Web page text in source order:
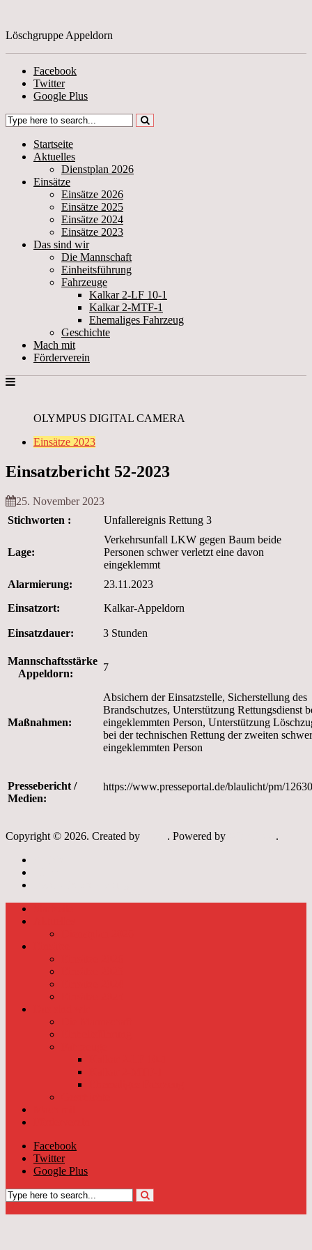
Löschgruppe Appeldorn
Facebook
Twitter
Google Plus
Startseite
Aktuelles
Dienstplan 2026
Einsätze
Einsätze 2026
Einsätze 2025
Einsätze 2024
Einsätze 2023
Das sind wir
Die Mannschaft
Einheitsführung
Fahrzeuge
Kalkar 2-LF 10-1
Kalkar 2-MTF-1
Ehemaliges Fahrzeug
Geschichte
Mach mit
Förderverein
OLYMPUS DIGITAL CAMERA
Einsätze 2023
Einsatzbericht 52-2023
25. November 2023
Stichworten :
Unfallereignis Rettung 3
Lage:
Verkehrsunfall LKW gegen Baum beide
Personen schwer verletzt eine davon
eingeklemmt
Alarmierung:
23.11.2023
Einsatzort:
Kalkar-Appeldorn
Einsatzdauer: 3 Stunden
Mannschaftsstärke
Appeldorn:
7
Maßnahmen:
Absichern der Einsatzstelle, Sicherstellung des
Brandschutzes, Unterstützung Rettungsdienst
eingeklemmten Person, Unterstützung
bei der technischen Rettung der zweiten schwer
eingeklemmten Person
Pressebericht /
Medien:
https://www.presseportal.de/blaulicht/pm/
Copyright © 2026. Created by . Powered by
.
Facebook
Twitter
Google Plus